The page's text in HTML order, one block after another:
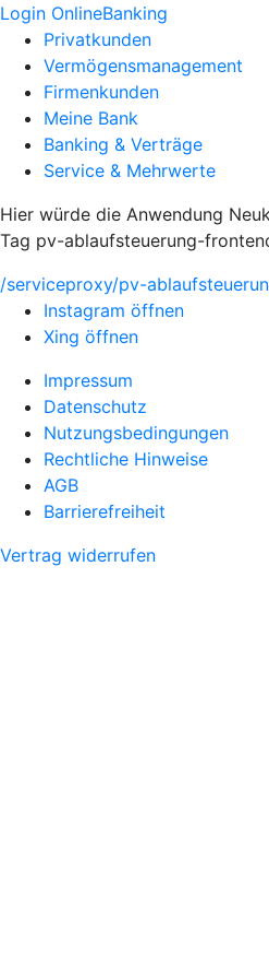
Login OnlineBanking
Privatkunden
Vermögensmanagement
Firmenkunden
Meine Bank
Banking & Verträge
Service & Mehrwerte
Hier würde die Anwendung
Tag pv-ablaufsteuerung-
/serviceproxy/pv-
Instagram öffnen
Xing öffnen
Impressum
Datenschutz
Nutzungsbedingungen
Rechtliche Hinweise
AGB
Barrierefreiheit
Vertrag widerrufen